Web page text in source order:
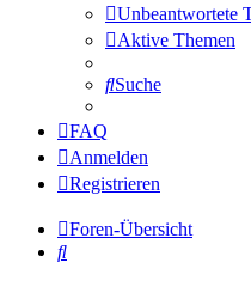
Unbeantwortete
Aktive Themen
Suche
FAQ
Anmelden
Registrieren
Foren-Übersicht
Suche